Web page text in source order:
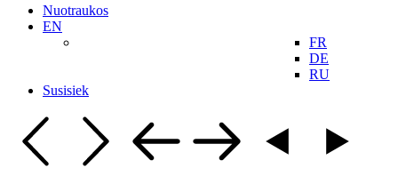
Nuotraukos
EN
FR
DE
RU
Susisiek